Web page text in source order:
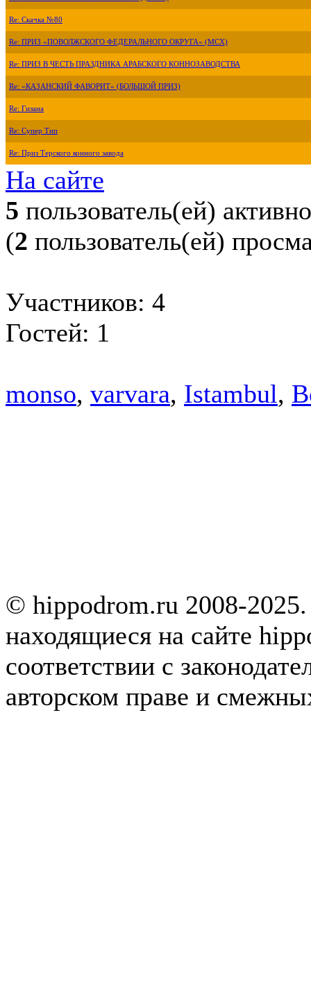
Re: Скачка №80
Re: ПРИЗ «ПОВОЛЖСКОГО ФЕДЕРАЛЬНОГО ОКРУГА» (МСХ)
Re: ПРИЗ В ЧЕСТЬ ПРАЗДНИКА АРАБСКОГО КОННОЗАВОДСТВА
Re: «КАЗАНСКИЙ ФАВОРИТ» (БОЛЬШОЙ ПРИЗ)
Re: Гизана
Re: Супер Тип
Re: Приз Терского конного завода
На сайте
5 пользователь(ей) активно
(2 пользователь(ей)
Участников: 4
Гостей: 1
monso, varvara, Istambul,
© hippodrom.ru 2008-
находящиеся на сайте
соответствии с
авторском праве и